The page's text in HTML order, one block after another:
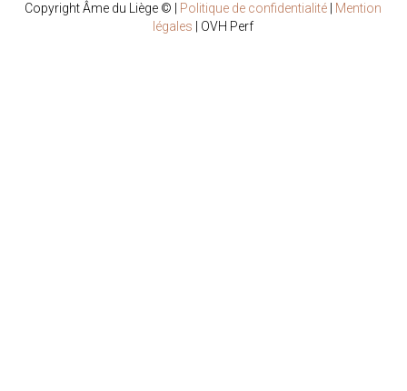
Copyright Âme du Liège © | Politique de confidentialité
Mention
légales | OVH Perf